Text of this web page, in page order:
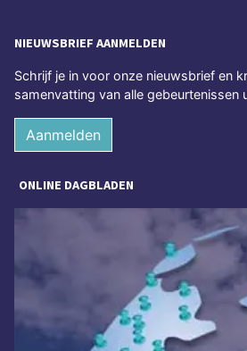
NIEUWSBRIEF AANMELDEN
Schrijf je in voor onze nieuwsbrief en
samenvatting van alle gebeurtenissen
Aanmelden
ONLINE DAGBLADEN